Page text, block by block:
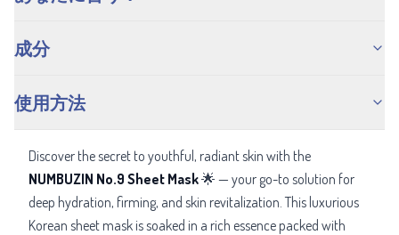
成分
使用方法
Discover the secret to youthful, radiant skin with the
NUMBUZIN No.9 Sheet Mask🌟 — your go-to solution for
deep hydration, firming, and skin revitalization. This luxurious
Korean sheet mask is soaked in a rich essence packed with